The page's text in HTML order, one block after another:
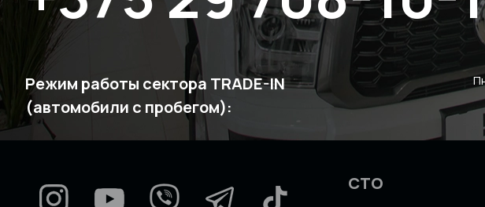
Режим работы сектора TRADE-IN
(автомобили с пробегом):
СТО